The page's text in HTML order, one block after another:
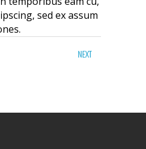
sed ex assum
NEXT